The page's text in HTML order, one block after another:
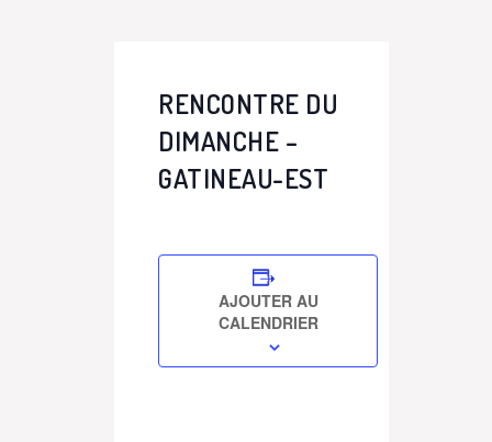
RENCONTRE DU
DIMANCHE –
GATINEAU-EST
AJOUTER AU
CALENDRIER